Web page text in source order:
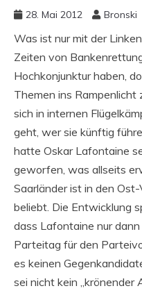
28. Mai 2012 Bronski
Was ist nur mit der
Zeiten von
Hochkonjunktur haben,
Themen ins
sich in internen
geht, wer sie künftig
hatte Oskar Lafontaine
geworfen, was allseits
Saarländer ist in den
beliebt. Die Entwicklung
dass Lafontaine nur
Parteitag für den
es keinen
sei nicht kein „krönender